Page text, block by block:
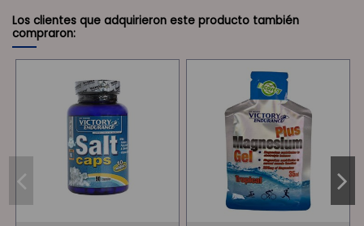
Los clientes que adquirieron este producto también
compraron: